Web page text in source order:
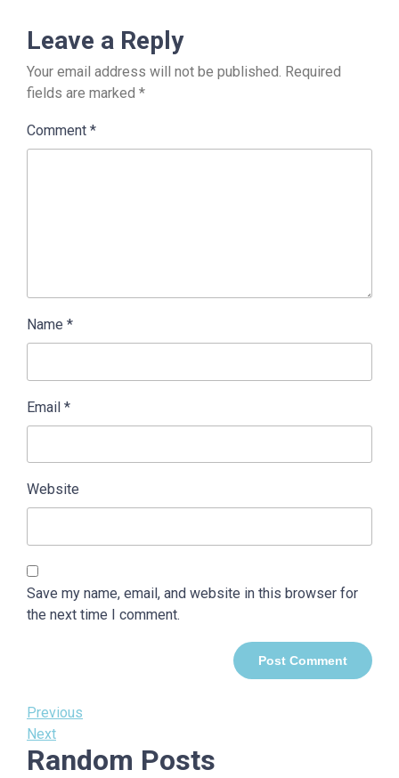
Leave a Reply
Your email address will not be published. Required
fields are marked *
Comment *
Name *
Email *
Website
Save my name, email, and website in this browser for
the next time I comment.
Post
navigation
Previous
Post
Previous
Next
Post
Next
Random Posts